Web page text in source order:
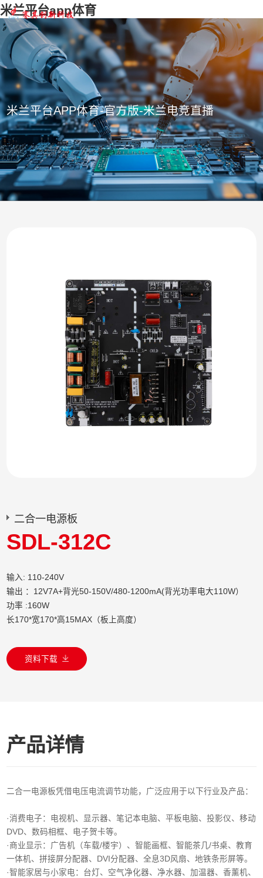
米兰平台app体育
米兰平台APP体育-官方版-米兰电竞直播
二合一电源板
SDL-312C
输入: 110-240V
输出 ：12V7A+背光50-150V/480-1200mA(背光功率电大110W）
功率 :160W
长170*宽170*高15MAX（板上高度）
资料下载
产品详情
二合一电源板凭借电压电流调节功能，广泛应用于以下行业及产品：
·消费电子‌：电视机、显示器、笔记本电脑、平板电脑、投影仪、移动
DVD、数码相框、电子贺卡等。
·商业显示‌：广告机（车载/楼宇）、智能画框、智能茶几/书桌、教育
一体机、拼接屏分配器、DVI分配器、全息3D风扇、地铁条形屏等。
·智能家居与小家电‌：台灯、空气净化器、净水器、加温器、香薰机、